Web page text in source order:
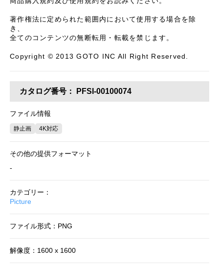
著作権法に定められた範囲内において使用する場合を除
き、
全てのコンテンツの無断転用・転載を禁じます。
Copyright © 2013 GOTO INC All Right Reserved.
カタログ番号： PFSI-00100074
ファイル情報
静止画 4K対応
その他の提供フォーマット
-
カテゴリー：
Picture
ファイル形式：PNG
解像度：1600 x 1600